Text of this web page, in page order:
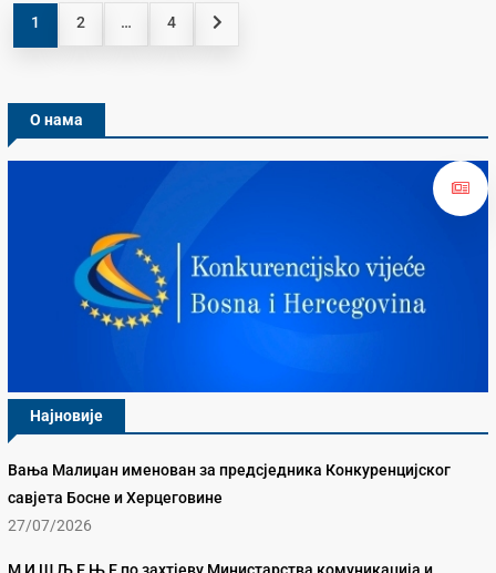
1 2 … 4
О нама
Најновије
Вања Малиџан именован за предсједника Конкуренцијског
савјета Босне и Херцеговине
27/07/2026